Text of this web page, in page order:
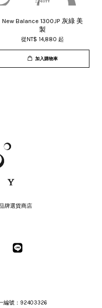
New Balance 1300JP 灰綠 美
製
從NT$ 14,880起
加入購物車
牌選貨商店
Instagram
編號：92403326